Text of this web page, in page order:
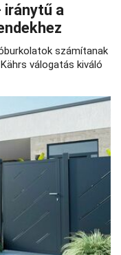
a
számítanak
válogatás kiváló